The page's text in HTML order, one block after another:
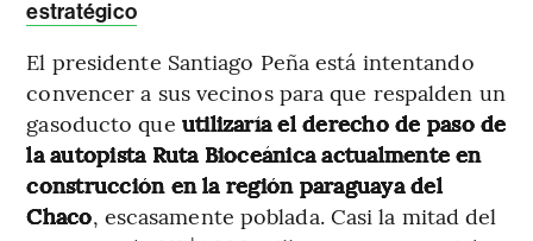
estratégico
El presidente Santiago Peña está intentando
convencer a sus vecinos para que respalden un
gasoducto que utilizaría el derecho de paso de
la autopista Ruta Bioceánica actualmente en
construcción en la región paraguaya del
Chaco, escasamente poblada. Casi la mitad del